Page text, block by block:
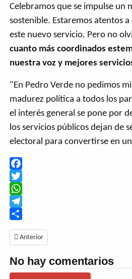
Celebramos que se impulse un
sostenible. Estaremos atentos a
este nuevo servicio. Pero no
cuanto más coordinados
nuestra voz y mejores
"En Pedro Verde no pedimos
madurez política a todos los
el interés general se pone por
los servicios públicos dejan de
electoral para convertirse en
Facebook
Twitter
WhatsApp
Telegram
Artículo anterior: Actividad Plenaria
Anterior
No hay comentarios